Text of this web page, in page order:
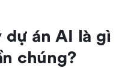
án AI là gì
chúng?